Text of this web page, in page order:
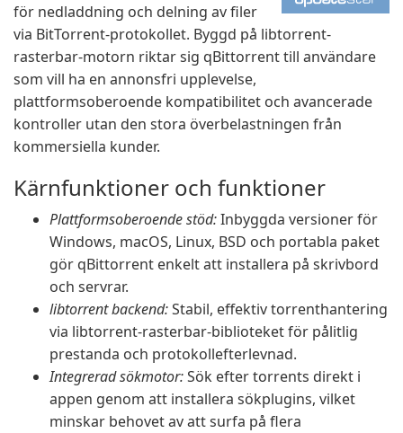
för nedladdning och delning av filer
via BitTorrent-protokollet. Byggd på libtorrent-
rasterbar-motorn riktar sig qBittorrent till användare
som vill ha en annonsfri upplevelse,
plattformsoberoende kompatibilitet och avancerade
kontroller utan den stora överbelastningen från
kommersiella kunder.
Kärnfunktioner och funktioner
Plattformsoberoende stöd:Inbyggda versioner för
Windows, macOS, Linux, BSD och portabla paket
gör qBittorrent enkelt att installera på skrivbord
och servrar.
libtorrent backend:Stabil, effektiv torrenthantering
via libtorrent-rasterbar-biblioteket för pålitlig
prestanda och protokollefterlevnad.
Integrerad sökmotor:Sök efter torrents direkt i
appen genom att installera sökplugins, vilket
minskar behovet av att surfa på flera